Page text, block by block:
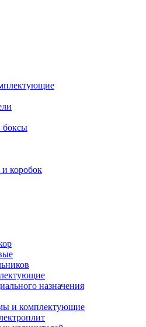
боксы
коробок
назначения
и комплектующие